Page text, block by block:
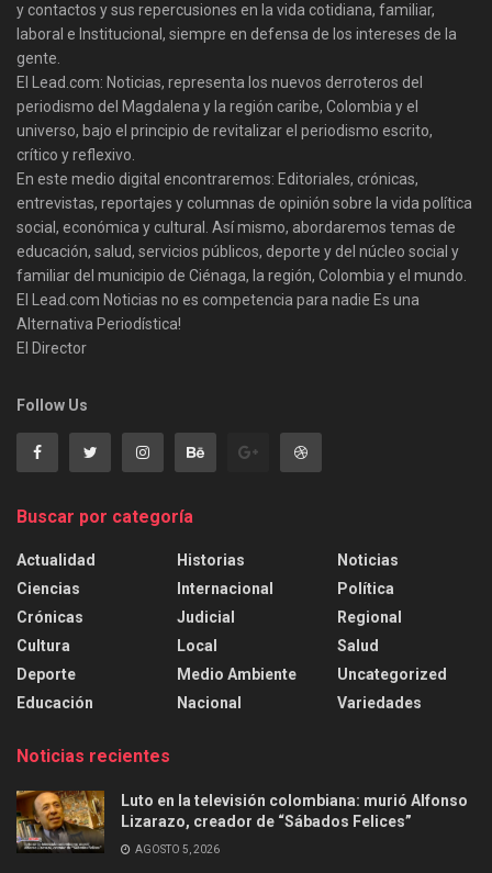
y contactos y sus repercusiones en la vida cotidiana, familiar,
laboral e Institucional, siempre en defensa de los intereses de la
gente.
El Lead.com: Noticias, representa los nuevos derroteros del
periodismo del Magdalena y la región caribe, Colombia y el
universo, bajo el principio de revitalizar el periodismo escrito,
crítico y reflexivo.
En este medio digital encontraremos: Editoriales, crónicas,
entrevistas, reportajes y columnas de opinión sobre la vida política
social, económica y cultural. Así mismo, abordaremos temas de
educación, salud, servicios públicos, deporte y del núcleo social y
familiar del municipio de Ciénaga, la región, Colombia y el mundo.
El Lead.com Noticias no es competencia para nadie Es una
Alternativa Periodística!
El Director
Follow Us
Buscar por categoría
Actualidad
Ciencias
Crónicas
Cultura
Deporte
Educación
Historias
Internacional
Judicial
Local
Medio Ambiente
Nacional
Noticias
Política
Regional
Salud
Uncategorized
Variedades
Noticias recientes
Luto en la televisión colombiana: murió Alfonso
Lizarazo, creador de “Sábados Felices”
AGOSTO 5, 2026